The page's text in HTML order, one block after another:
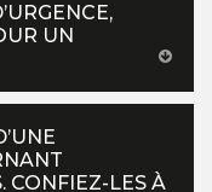
UN
CONFIEZ-LES À